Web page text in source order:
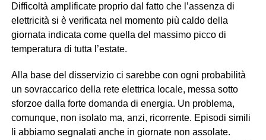
Difficoltà amplificate proprio dal fatto che l’assenza di
elettricità si è verificata nel momento più caldo della
giornata indicata come quella del massimo picco di
temperatura di tutta l’estate.
Alla base del disservizio ci sarebbe con ogni probabilità
un sovraccarico della rete elettrica locale, messa sotto
sforzoe dalla forte domanda di energia. Un problema,
comunque, non isolato ma, anzi, ricorrente. Episodi simili
li abbiamo segnalati anche in giornate non assolate.